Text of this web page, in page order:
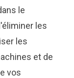
le
les
les
et de
vos